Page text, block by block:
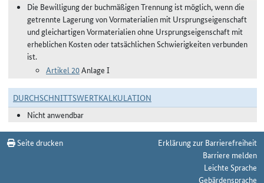
Die Bewilligung der buchmäßigen Trennung ist möglich, wenn die
getrennte Lagerung von Vormaterialien mit Ursprungseigenschaft
und gleichartigen Vormaterialien ohne Ursprungseigenschaft mit
erheblichen Kosten oder tatsächlichen Schwierigkeiten verbunden
ist.
Artikel 20Anlage I
DURCHSCHNITTSWERTKALKULATION
Nicht anwendbar
Seite drucken
Erklärung zur Barrierefreiheit
Barriere melden
Leichte Sprache
Gebärdensprache